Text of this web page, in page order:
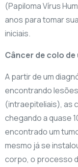
(Papiloma Vírus
anos para tomar
iniciais.
Câncer de colo
A partir de um
encontrando
(intraepiteliais), as
chegando a quase
encontrado um
mesmo já se
corpo, o processo